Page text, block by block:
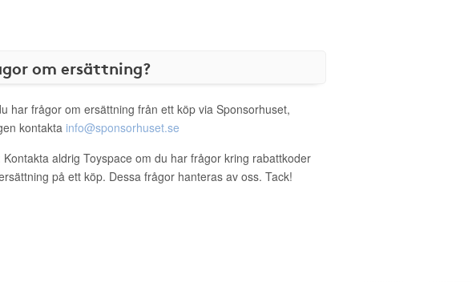
om ersättning?
har frågor om ersättning från ett köp via Sponsorhuset,
kontakta info@sponsorhuset.se
Kontakta aldrig Toyspace om du har frågor kring rabattkoder
på ett köp. Dessa frågor hanteras av oss. Tack!